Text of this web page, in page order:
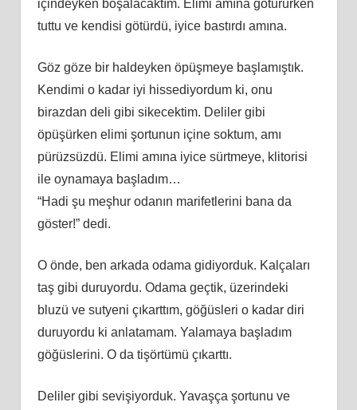
içindeyken boşalacaktım. Elimi amına götürürken
tuttu ve kendisi götürdü, iyice bastırdı amına.
Göz göze bir haldeyken öpüşmeye başlamıştık.
Kendimi o kadar iyi hissediyordum ki, onu
birazdan deli gibi sikecektim. Deliler gibi
öpüşürken elimi şortunun içine soktum, amı
pürüzsüzdü. Elimi amına iyice sürtmeye, klitorisi
ile oynamaya başladım…
“Hadi şu meşhur odanın marifetlerini bana da
göster!” dedi.
O önde, ben arkada odama gidiyorduk. Kalçaları
taş gibi duruyordu. Odama geçtik, üzerindeki
bluzü ve sutyeni çıkarttım, göğüsleri o kadar diri
duruyordu ki anlatamam. Yalamaya başladım
göğüslerini. O da tişörtümü çıkarttı.
Deliler gibi sevişiyorduk. Yavaşça şortunu ve